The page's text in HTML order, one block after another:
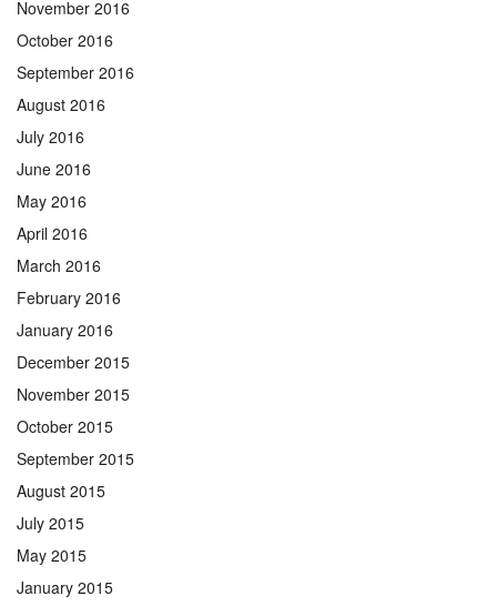
November 2016
October 2016
September 2016
August 2016
July 2016
June 2016
May 2016
April 2016
March 2016
February 2016
January 2016
December 2015
November 2015
October 2015
September 2015
August 2015
July 2015
May 2015
January 2015